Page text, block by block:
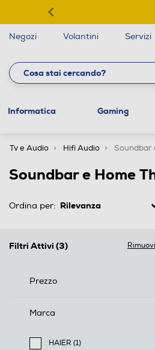
Negozi Volantini Servizi
Informatica Gaming
Tv e Audio Hifi Audio Soundbar
Soundbar e Home
Ordina per:
Filtri Attivi (3)
Prezzo
Marca
HAIER (1)